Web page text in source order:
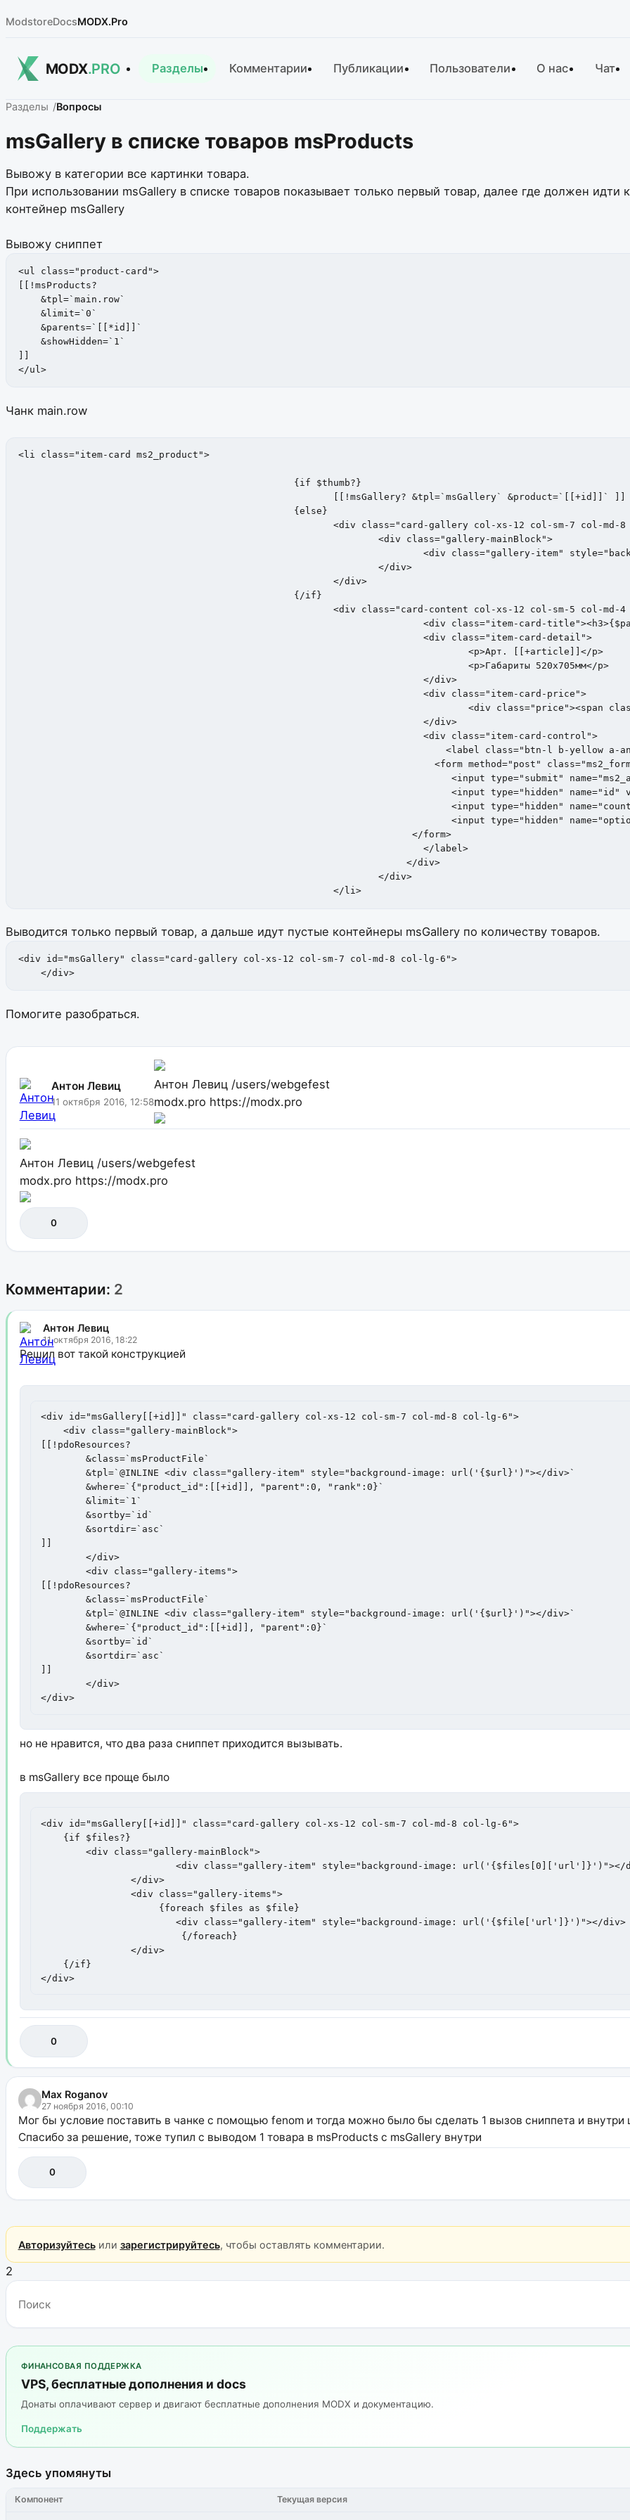
ModstoreDocsMODX.Pro
MODX.PRO Разделы Комментарии Публикации Пользователи О нас Чат
Разделы Вопросы
msGallery в списке товаров msProducts
Вывожу в категории все картинки товара.
При использовании msGallery в списке товаров показывает только первый товар, далее где должен
контейнер msGallery
Вывожу сниппет
<ul class="product-card">
[[!msProducts?
    &tpl=`main.row`
    &limit=`0`
    &parents=`[[*id]]`
    &showHidden=`1`
]]
</ul>
Чанк main.row
<li class="item-card ms2_product">
                                                        [[!msGallery? &tpl=`msGallery` &product=`[[+id]]` ]]
                                                 {else}
<div class="card-gallery col-xs-12 col-sm-7 col-md-8
                                                                <div class="gallery-mainBlock">
                                                 {/if}
<div class="card-content col-xs-12 col-sm-5 col-md-4
							</li>
Выводится только первый товар, а дальше идут пустые контейнеры msGallery по количеству товаров.
<div id="msGallery" class="card-gallery col-xs-12 col-sm-7 col-md-8 col-lg-6">
    </div>
Помогите разобраться.
Антон Левиц
11 октября 2016, 12:58
Антон Левиц /users/webgefest
modx.pro https://modx.pro
Антон Левиц /users/webgefest
modx.pro https://modx.pro
0
Комментарии: 2
Антон Левиц
11 октября 2016, 18:22
Решил вот такой конструкцией
<div id="msGallery[[+id]]" class="card-gallery col-xs-12 col-sm-7 col-md-8 col-lg-6">
    <div class="gallery-mainBlock">
[[!pdoResources?
	&class=`msProductFile`
	&tpl=`@INLINE <div class="gallery-item" style="background-image: url('{$url}')"></div>`
	&where=`{"product_id":[[+id]], "parent":0, "rank":0}`
	&limit=`1`
	&sortby=`id`
	&sortdir=`asc`
	</div>
	<div class="gallery-items">
[[!pdoResources?
	&class=`msProductFile`
	&tpl=`@INLINE <div class="gallery-item" style="background-image: url('{$url}')"></div>`
	&where=`{"product_id":[[+id]], "parent":0}`
	&sortby=`id`
	&sortdir=`asc`
	</div>
</div>
но не нравится, что два раза сниппет приходится вызывать.
в msGallery все проще было
<div id="msGallery[[+id]]" class="card-gallery col-xs-12 col-sm-7 col-md-8 col-lg-6">
    {if $files?}
        <div class="gallery-mainBlock">
			<div class="gallery-item" style="background-image: url('{$files[0]['url']}')"></div>
		</div>
		<div class="gallery-items">
			<div class="gallery-item" style="background-image: url('{$file['url']}')"></div>
		</div>
    {/if}
</div>
0
Max Roganov
27 ноября 2016, 00:10
Мог бы условие поставить в чанке с помощью fenom и тогда можно было бы сделать 1 вызов сниппета и
Спасибо за решение, тоже тупил с выводом 1 товара в msProducts с msGallery внутри
0
Авторизуйтесьили зарегистрируйтесь, чтобы оставлять комментарии.
2
ФИНАНСОВАЯ ПОДДЕРЖКА
VPS, бесплатные дополнения и docs
Донаты оплачивают сервер и двигают бесплатные дополнения MODX и документацию.
Поддержать
Здесь упомянуты
Компонент Текущая версия